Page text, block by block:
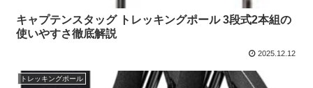
キャプテンスタッグ トレッキングポール 3段式2本組の
使いやすさ徹底解説
2025.12.12
トレッキングポール